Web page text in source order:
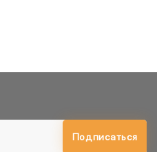
Подписаться